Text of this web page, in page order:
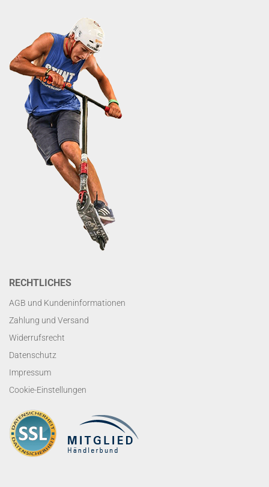
RECHTLICHES
AGB und Kundeninformationen
Zahlung und Versand
Widerrufsrecht
Datenschutz
Impressum
Cookie-Einstellungen